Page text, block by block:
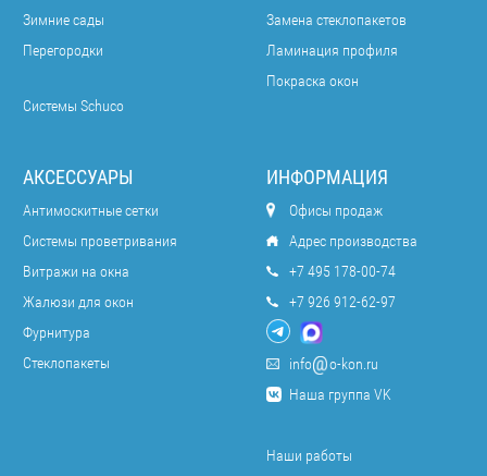
Зимние сады
Перегородки
Системы Schuco
Замена стеклопакетов
Ламинация профиля
Покраска окон
АКСЕССУАРЫ
Антимоскитные сетки
Системы проветривания
Витражи на окна
Жалюзи для окон
Фурнитура
Стеклопакеты
ИНФОРМАЦИЯ
Офисы продаж
Адрес производства
+7 495 178-00-74
+7 926 912-62-97
info
o-kon.ru
Наша группа VK
Наши работы